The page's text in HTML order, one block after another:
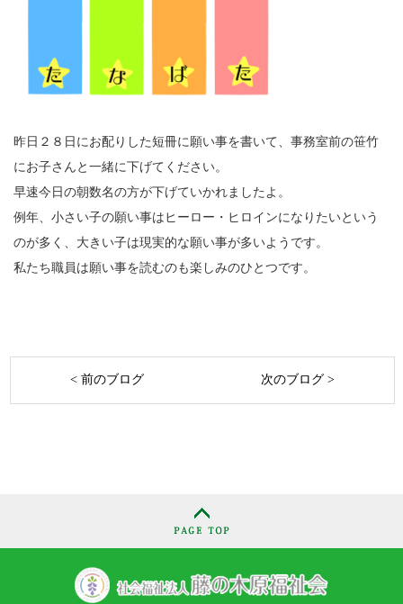
昨日２８日にお配りした短冊に願い事を書いて、事務室前の笹竹
にお子さんと一緒に下げてください。
早速今日の朝数名の方が下げていかれましたよ。
例年、小さい子の願い事はヒーロー・ヒロインになりたいという
のが多く、大きい子は現実的な願い事が多いようです。
私たち職員は願い事を読むのも楽しみのひとつです。
< 前のブログ 次のブログ >